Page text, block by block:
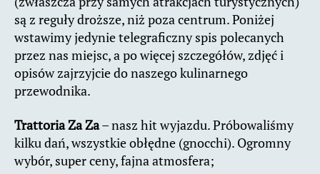
są z reguły droższe, niż poza centrum. Poniżej
wstawimy jedynie telegraficzny spis polecanych
przez nas miejsc, a po więcej szczegółów, zdjęć i
opisów zajrzyjcie do naszego kulinarnego
przewodnika.
Trattoria Za Za– nasz hit wyjazdu. Próbowaliśmy
kilku dań, wszystkie obłędne (gnocchi). Ogromny
wybór, super ceny, fajna atmosfera;